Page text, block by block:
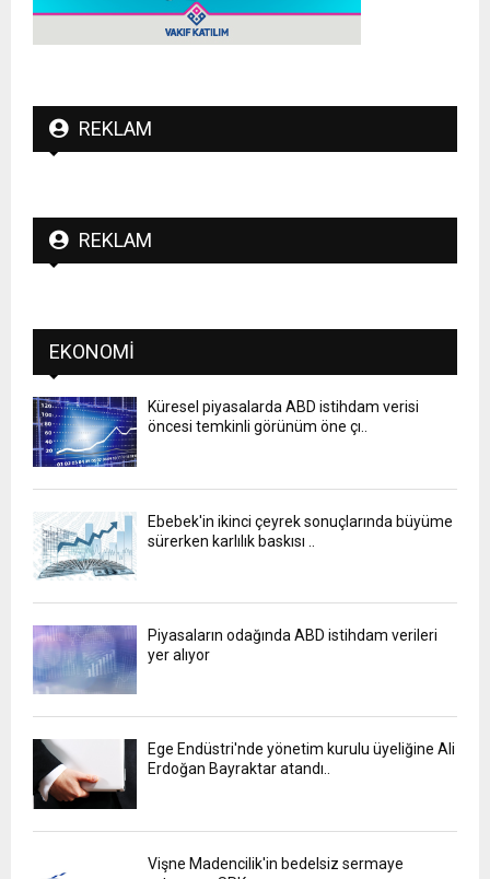
REKLAM
REKLAM
EKONOMI
Küresel piyasalarda ABD istihdam verisi
öncesi temkinli görünüm öne çı..
Ebebek'in ikinci çeyrek sonuçlarında büyüme
sürerken karlılık baskısı ..
Piyasaların odağında ABD istihdam verileri
yer alıyor
Ege Endüstri'nde yönetim kurulu üyeliğine Ali
Erdoğan Bayraktar atandı..
Vişne Madencilik'in bedelsiz sermaye